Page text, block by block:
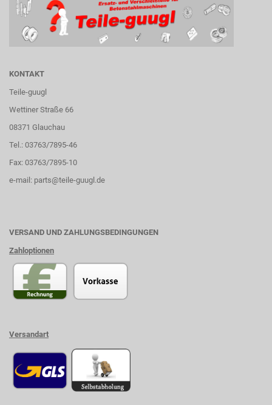
KONTAKT
Teile-guugl
Wettiner Straße 66
08371 Glauchau
Tel.: 03763/7895-46
Fax: 03763/7895-10
e-mail: parts@teile-guugl.de
VERSAND UND ZAHLUNGSBEDINGUNGEN
Zahloptionen
Versandart